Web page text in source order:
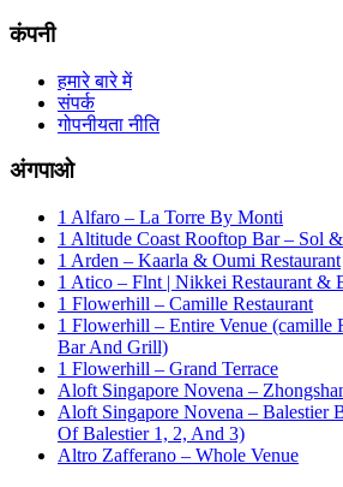
कंपनी
हमारे बारे में
संपर्क
गोपनीयता नीति
अंगपाओ
1 Alfaro – La Torre By Monti
1 Altitude Coast Rooftop Bar – Sol
1 Arden – Kaarla & Oumi Restaurant
1 Atico – Flnt | Nikkei Restaurant &
1 Flowerhill – Camille Restaurant
1 Flowerhill – Entire Venue (camille
Bar And Grill)
1 Flowerhill – Grand Terrace
Aloft Singapore Novena –
Aloft Singapore Novena – Balestier
Of Balestier 1, 2, And 3)
Altro Zafferano – Whole Venue